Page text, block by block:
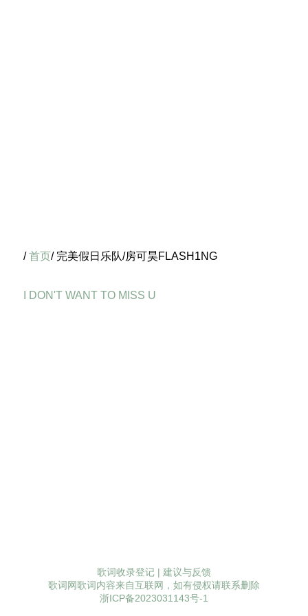
/首页/ 完美假日乐队/房可昊FLASH1NG
I DON'T WANT TO MISS U
歌词收录登记 | 建议与反馈
歌词网歌词内容来自互联网，如有侵权请联系删除
浙ICP备2023031143号-1